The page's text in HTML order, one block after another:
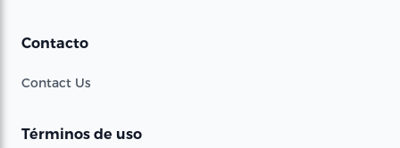
Contacto
Contact Us
Términos de uso